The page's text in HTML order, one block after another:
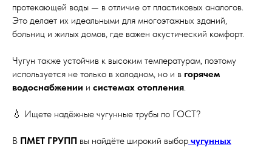
протекающей воды — в отличие от пластиковых аналогов.
Это делает их идеальными для многоэтажных зданий,
больниц и жилых домов, где важен акустический комфорт.
Чугун также устойчив к высоким температурам, поэтому
используется не только в холодном, но и в горячем
водоснабжении и системах отопления.
💧 Ищете надёжные чугунные трубы по ГОСТ?
В ПМЕТ ГРУПП вы найдёте широкий выбор чугунных